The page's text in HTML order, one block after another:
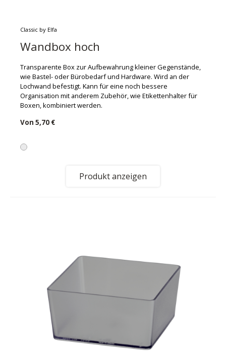
Classic by Elfa
Wandbox hoch
Transparente Box zur Aufbewahrung kleiner Gegenstände,
wie Bastel- oder Bürobedarf und Hardware. Wird an der
Lochwand befestigt. Kann für eine noch bessere
Organisation mit anderem Zubehör, wie Etikettenhalter für
Boxen, kombiniert werden.
Von 5,70 €
Produkt anzeigen